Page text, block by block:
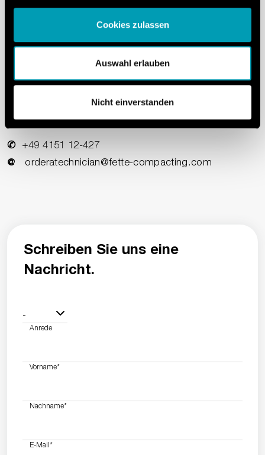
Cookies zulassen
Auswahl erlauben
Nicht einverstanden
Technical Service Hotline
+49 4151 12-483
@ service@fette-compacting.com
✆ +49 4151 12-427
@ orderatechnician@fette-compacting.com
Schreiben Sie uns eine
Nachricht.
-
Anrede
Vorname*
Nachname*
E-Mail*